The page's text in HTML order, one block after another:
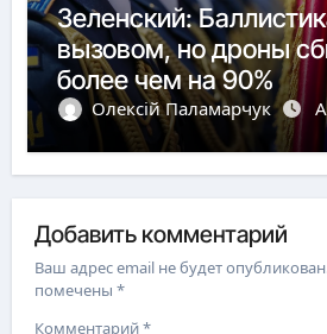
Зеленский:
вызовом, но дроны
более чем на 90%
Олексій Паламарчук
Добавить комментарий
Ваш адрес email не будет
помечены*
Комментарий*